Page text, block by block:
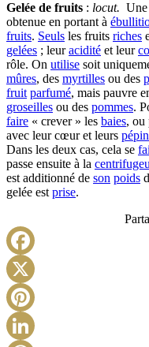
Gelée de fruits : locut. Une
obtenue en portant à
fruits. Seuls les fruits riches
gelées ; leuracidité et leur
rôle. On utilise soit
mûres, des myrtilles ou des
fruit parfumé, mais pauvre
groseilles ou des pommes.
faire « crever » les baies, ou
avec leur cœur et leurs
Dans les deux cas, cela se
passe ensuite à la
est additionné de son poids
gelée est prise.